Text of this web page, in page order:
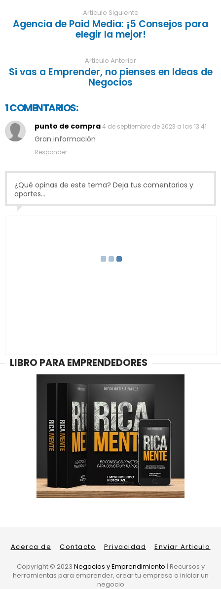
Articulo Siguiente
Agencia de Paid Media: ¡5 Consejos para
elegir la mejor!
Articulo Anterior
Si vas a Emprender, no pienses en Ideas de
Negocios
1 COMENTARIOS:
punto de compra4 de septiembre de 2023 a las 13:41
Gran información
Responder
¿Qué opinas de este tema? Deja tus comentarios y
aportes...
LIBRO PARA EMPRENDEDORES
Acerca de Contacto Privacidad Enviar Articulo
Copyright © 2023 Negocios y Emprendimiento | Recursos y
herramientas para emprender, crear tu empresa o iniciar un
negocio